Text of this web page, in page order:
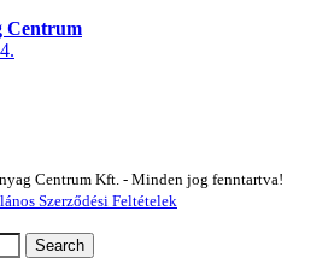
Centrum
Centrum Kft. - Minden jog fenntartva!
Szerződési Feltételek
Search